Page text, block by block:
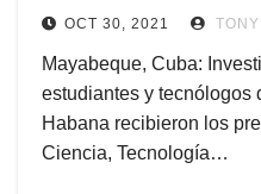
OCT 30, 2021
Mayabeque, Cuba:
estudiantes y tecnólogos
Habana recibieron los
Ciencia, Tecnología…